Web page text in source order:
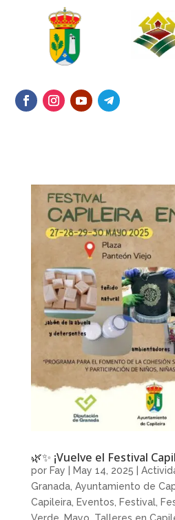
🌿✨ ¡Vuelve el Festival
por Fay May 14, 2025
Granada, Ayuntamiento de
Capileira, Eventos, Festival,